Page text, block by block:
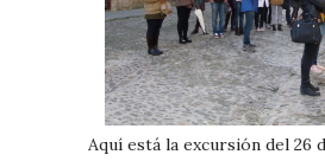
Aquí está la excursión del 26